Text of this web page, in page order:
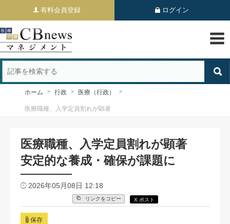
有料会員登録 ログイン
ホーム 行政 医療（行政）
医療職種、入学定員割れが顕著
医療職種、入学定員割れが顕著
安定的な養成・確保が課題に
2026年05月08日 12:18
リンクをコピー X ポスト
保存